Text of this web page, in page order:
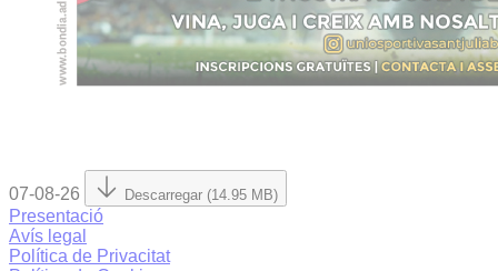
07-08-26 Descarregar (14.95 MB)
Presentació
Avís legal
Política de Privacitat